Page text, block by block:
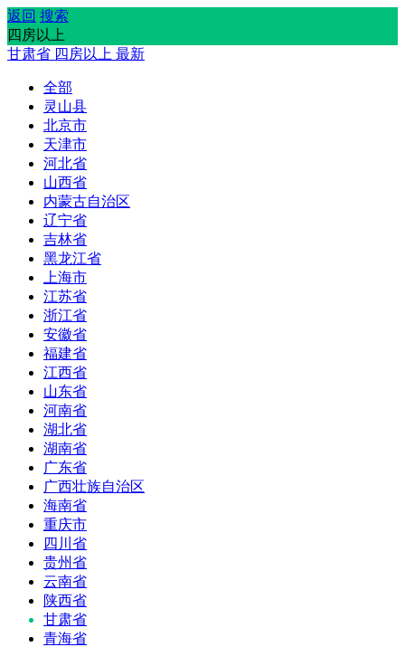
返回 搜索
四房以上
甘肃省 四房以上 最新
全部
灵山县
北京市
天津市
河北省
山西省
内蒙古自治区
辽宁省
吉林省
黑龙江省
上海市
江苏省
浙江省
安徽省
福建省
江西省
山东省
河南省
湖北省
湖南省
广东省
广西壮族自治区
海南省
重庆市
四川省
贵州省
云南省
陕西省
甘肃省
青海省